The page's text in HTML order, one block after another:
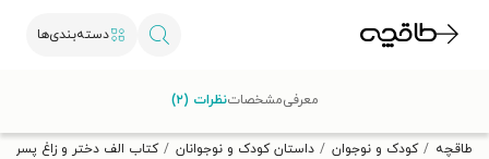
دسته‌بندی‌ها
تخفیف از طاقچه دریافت کن.
طاقچه کودک و نوجوان داستان کودک و نوجوانان کتاب الف دختر و زاغ پسر
معرفیمشخصاتنظرات (۲)